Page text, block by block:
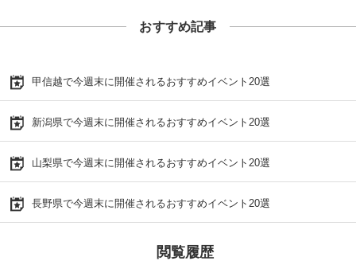
おすすめ記事
甲信越で今週末に開催されるおすすめイベント20選
新潟県で今週末に開催されるおすすめイベント20選
山梨県で今週末に開催されるおすすめイベント20選
長野県で今週末に開催されるおすすめイベント20選
閲覧履歴